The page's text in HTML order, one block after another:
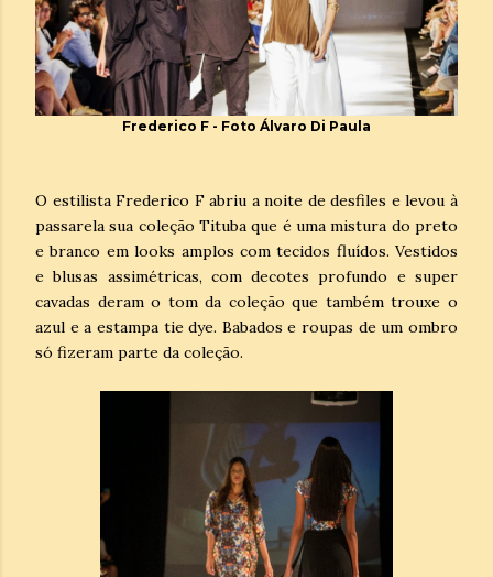
Frederico F - Foto Álvaro Di Paula
O estilista Frederico F abriu a noite de desfiles e levou à
passarela sua coleção Tituba que é uma mistura do preto
e branco em looks amplos com tecidos fluídos. Vestidos
e blusas assimétricas, com decotes profundo e super
cavadas deram o tom da coleção que também trouxe o
azul e a estampa tie dye. Babados e roupas de um ombro
só fizeram parte da coleção.